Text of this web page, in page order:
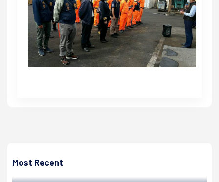
Most Recent
秋賀禮勞工局見證表感謝